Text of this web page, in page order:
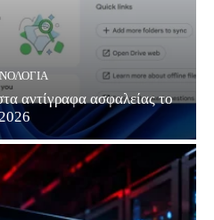
αντίγραφα ασφαλείας το